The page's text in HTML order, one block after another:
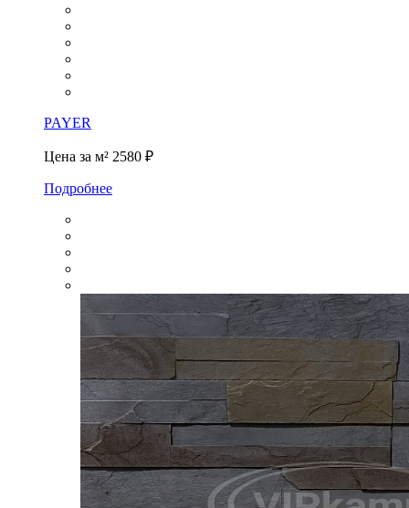
PAYER
Цена за м² 2580 ₽
Подробнее